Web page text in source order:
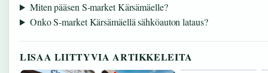
Miten pääsen S-market Kärsämäelle?
Onko S-market Kärsämäellä sähköauton lataus?
LISAA LIITTYVIA ARTIKKELEITA